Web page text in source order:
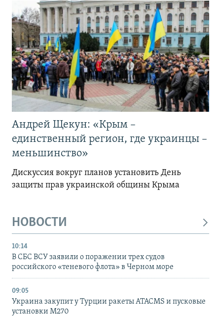
Андрей Щекун: «Крым –
единственный регион, где украинцы –
меньшинство»
Дискуссия вокруг планов установить День
защиты прав украинской общины Крыма
НОВОСТИ
10:14
В СБС ВСУ заявили о поражении трех судов
российского «теневого флота» в Черном море
09:05
Украина закупит у Турции ракеты ATACMS и пусковые
установки M270